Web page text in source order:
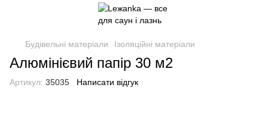
Будівельні матеріали Ізоляційні матеріали
Алюмінієвий папір 30 м2
Артикул: 35035 Написати відгук